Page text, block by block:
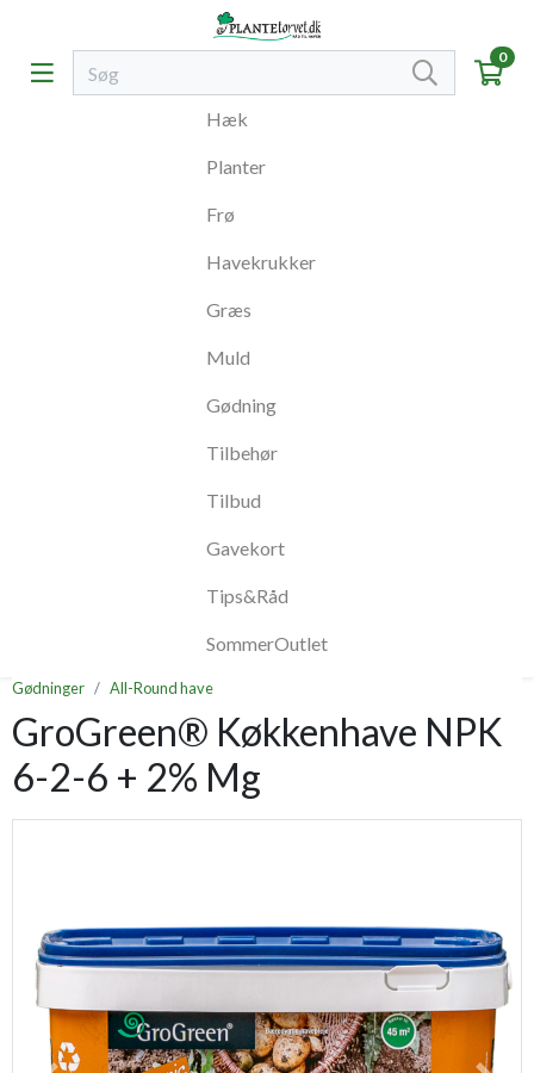
0
Hæk
Planter
Frø
Havekrukker
Græs
Muld
Gødning
Tilbehør
Tilbud
Gavekort
Tips&Råd
SommerOutlet
Gødninger All-Round have
GroGreen® Køkkenhave NPK
6-2-6 + 2% Mg